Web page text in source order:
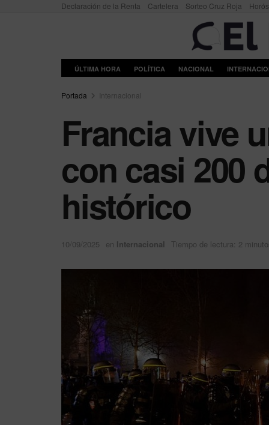
Declaración de la Renta Cartelera Sorteo Cruz Roja
ÚLTIMA HORA POLÍTICA NACIONAL
Portada Internacional
Francia vive
con casi 200
histórico
10/09/2025 en Internacional Tiempo de lectura: 2